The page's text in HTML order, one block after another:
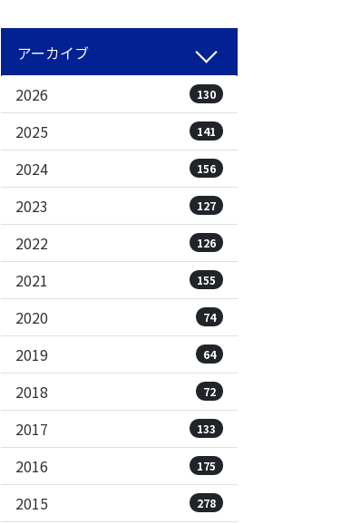
アーカイブ
2026
130
2025 141
2024 156
2023 127
2022 126
2021 155
2020 74
2019 64
2018 72
2017 133
2016 175
2015 278